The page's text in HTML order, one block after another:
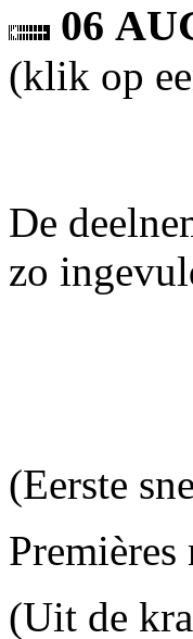
06
(klik op
De
zo
(Eerste
(Uit de